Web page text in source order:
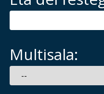
Multisala: